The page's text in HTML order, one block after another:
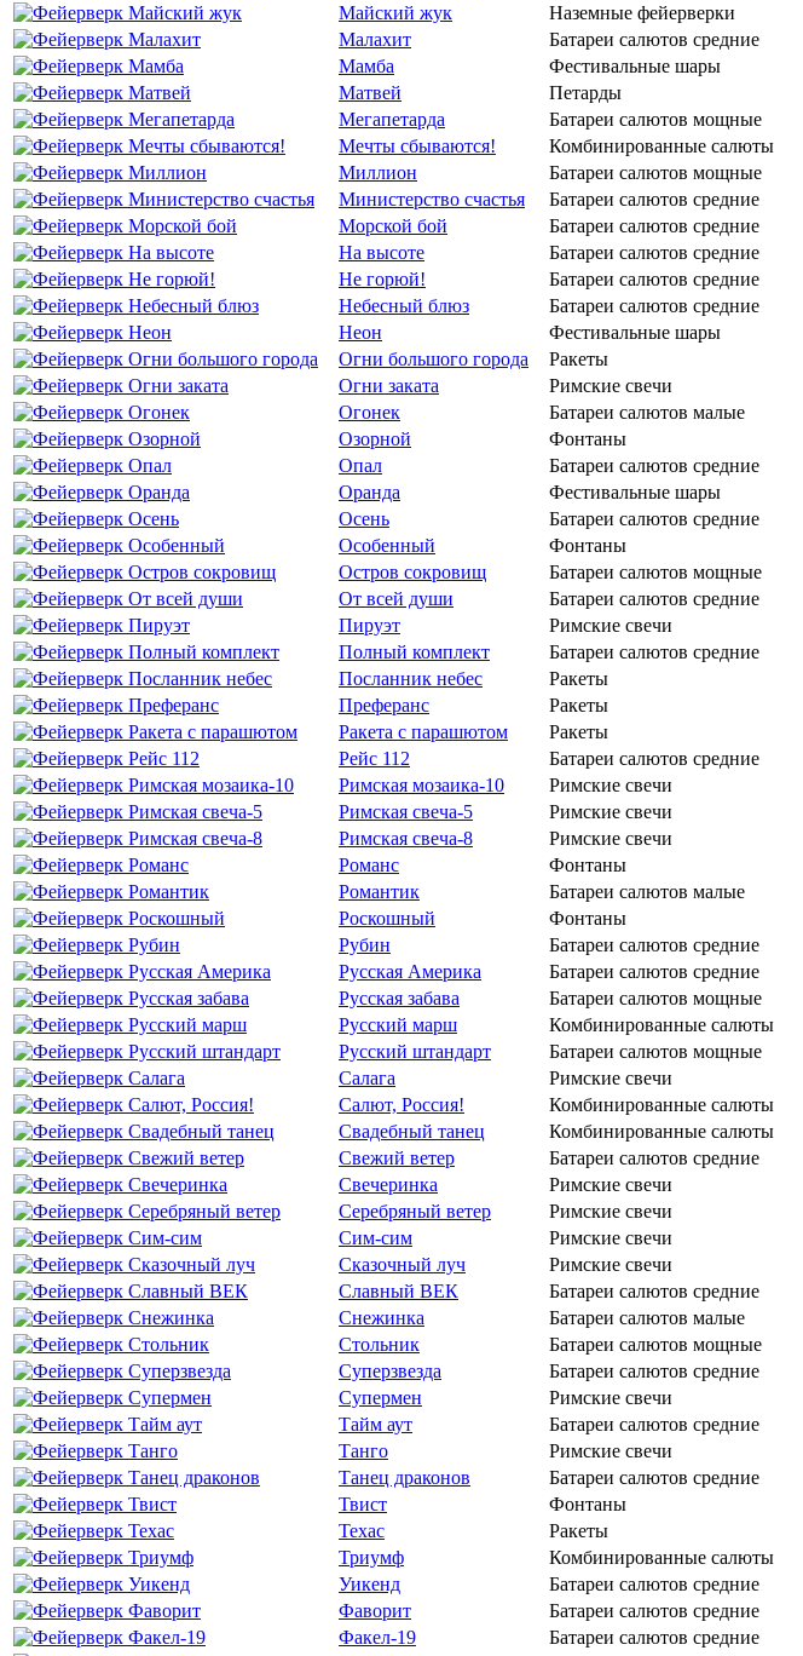
Майский жук
Наземные фейерверки
Малахит
Батареи салютов средние
Мамба
Фестивальные шары
Матвей
Петарды
Мегапетарда
Батареи салютов мощные
Мечты сбываются!
Комбинированные салюты
Миллион
Батареи салютов мощные
Министерство счастья
Батареи салютов средние
Морской бой
Батареи салютов средние
На высоте
Батареи салютов средние
Не горюй!
Батареи салютов средние
Небесный блюз
Батареи салютов средние
Неон
Фестивальные шары
Огни большого города
Ракеты
Огни заката
Римские свечи
Огонек
Батареи салютов малые
Озорной
Фонтаны
Опал
Батареи салютов средние
Оранда
Фестивальные шары
Осень
Батареи салютов средние
Особенный
Фонтаны
Остров сокровищ
Батареи салютов мощные
От всей души
Батареи салютов средние
Пируэт
Римские свечи
Полный комплект
Батареи салютов средние
Посланник небес
Ракеты
Преферанс
Ракеты
Ракета с парашютом
Ракеты
Рейс 112
Батареи салютов средние
Римская мозаика-10
Римские свечи
Римская свеча-5
Римские свечи
Римская свеча-8
Римские свечи
Романс
Фонтаны
Романтик
Батареи салютов малые
Роскошный
Фонтаны
Рубин
Батареи салютов средние
Русская Америка
Батареи салютов средние
Русская забава
Батареи салютов мощные
Русский марш
Комбинированные салюты
Русский штандарт
Батареи салютов мощные
Салага
Римские свечи
Салют, Россия!
Комбинированные салюты
Свадебный танец
Комбинированные салюты
Свежий ветер
Батареи салютов средние
Свечеринка
Римские свечи
Серебряный ветер
Римские свечи
Сим-сим
Римские свечи
Сказочный луч
Римские свечи
Славный ВЕК
Батареи салютов средние
Снежинка
Батареи салютов малые
Стольник
Батареи салютов мощные
Суперзвезда
Батареи салютов средние
Супермен
Римские свечи
Тайм аут
Батареи салютов средние
Танго
Римские свечи
Танец драконов
Батареи салютов средние
Твист
Фонтаны
Техас
Ракеты
Триумф
Комбинированные салюты
Уикенд
Батареи салютов средние
Фаворит
Батареи салютов средние
Факел-19
Батареи салютов средние